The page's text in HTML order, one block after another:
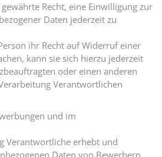
Recht, eine Einwilligung zur
Daten jederzeit zu
ihr Recht auf Widerruf einer
kann sie sich hierzu jederzeit
oder einen anderen
Verantwortlichen
und im
Verantwortliche erhebt und
Daten von Bewerbern